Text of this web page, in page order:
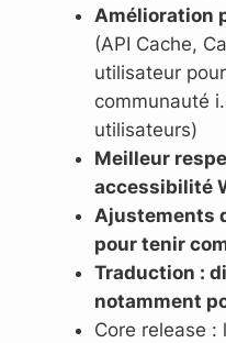
Amélioration
(API Cache,
utilisateur
communauté
utilisateurs)
Meilleur
accessibilité
Ajustements
pour tenir
Traduction :
notamment
Core release :